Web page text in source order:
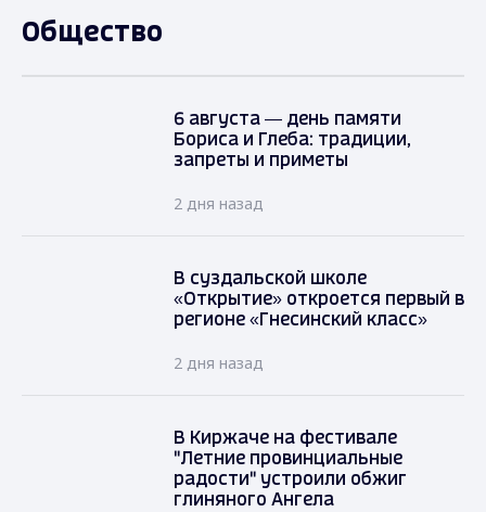
Общество
6 августа — день памяти
Бориса и Глеба: традиции,
запреты и приметы
2 дня назад
В суздальской школе
«Открытие» откроется первый в
регионе «Гнесинский класс»
2 дня назад
В Киржаче на фестивале
"Летние провинциальные
радости" устроили обжиг
глиняного Ангела